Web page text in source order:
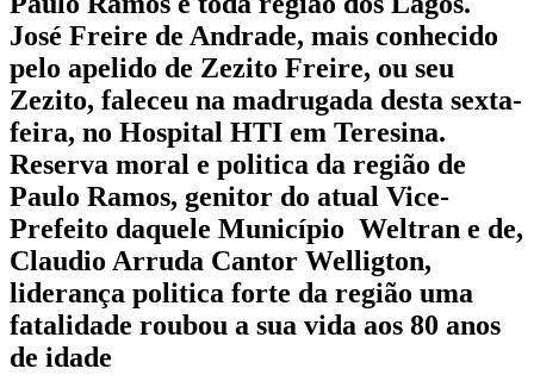
José Freire de Andrade, mais conhecido
pelo apelido de Zezito Freire, ou seu
Zezito, faleceu na madrugada desta sexta-
feira, no Hospital HTI em Teresina.
Reserva moral e politica da região de
Paulo Ramos, genitor do atual Vice-
Prefeito daquele Município Weltran e de,
Claudio Arruda Cantor Welligton,
liderança politica forte da região uma
fatalidade roubou a sua vida aos 80 anos
de idade